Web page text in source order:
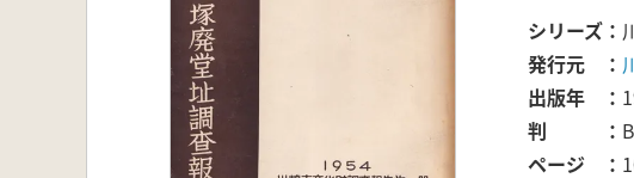
シリーズ
発行元
出版年
判
ページ